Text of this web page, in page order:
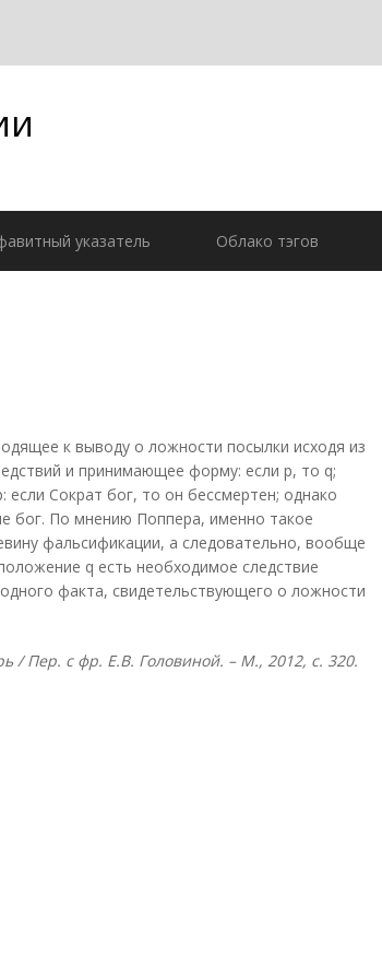
указатель Облако тэгов
к выводу о ложности посылки исходя из
и принимающее форму: если р, то q;
Сократ бог, то он бессмертен; однако
бог. По мнению Поппера, именно такое
фальсификации, а следовательно, вообще
q есть необходимое следствие
факта, свидетельствующего о ложности
/ Пер. с фр. Е.В. Головиной. – М., 2012, с. 320.